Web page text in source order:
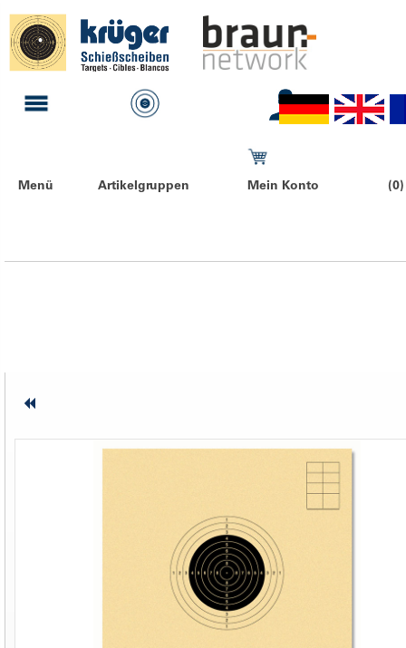
Menü Artikelgruppen Mein Konto